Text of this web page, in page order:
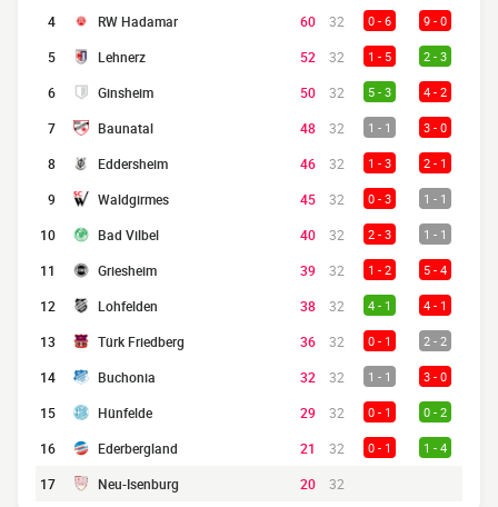
4 RW Hadamar 60 32 0 - 6 9 - 0
5 Lehnerz 52 32 1 - 5 2 - 3
6 Ginsheim 50 32 5 - 3 4 - 2
7 Baunatal 48 32 1 - 1 3 - 0
8 Eddersheim 46 32 1 - 3 2 - 1
9 Waldgirmes 45 32 0 - 3 1 - 1
10 Bad Vilbel 40 32 2 - 3 1 - 1
11 Griesheim 39 32 1 - 2 5 - 4
12 Lohfelden 38 32 4 - 1 4 - 1
13 Türk Friedberg 36 32 0 - 1 2 - 2
14 Buchonia 32 32 1 - 1 3 - 0
15 Hünfelde 29 32 0 - 1 0 - 2
16 Ederbergland 21 32 0 - 1 1 - 4
17 Neu-Isenburg 20 32